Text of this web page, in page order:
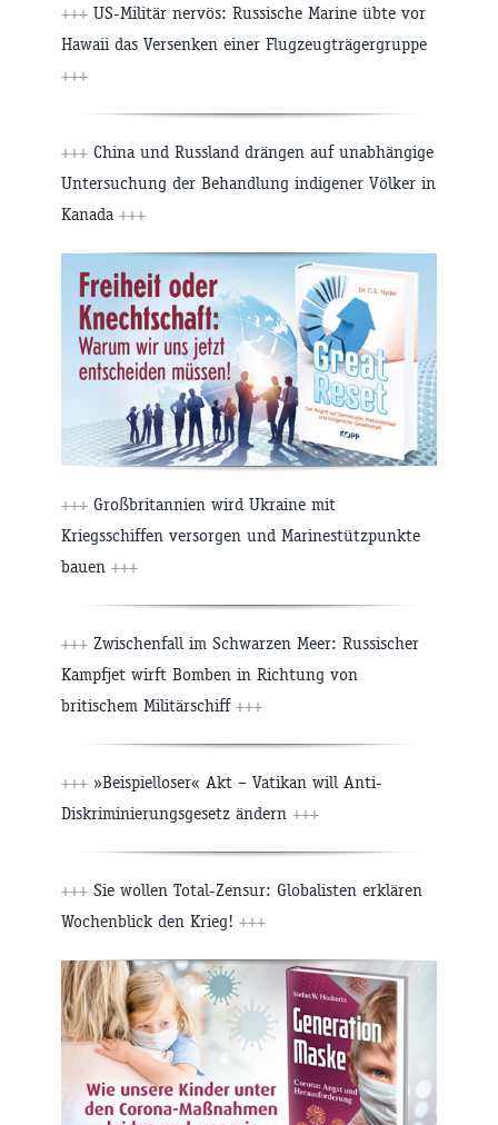
+++ US-Militär nervös: Russische Marine übte vor
Hawaii das Versenken einer Flugzeugträgergruppe
+++
+++ China und Russland drängen auf unabhängige
Untersuchung der Behandlung indigener Völker in
Kanada +++
+++ Großbritannien wird Ukraine mit
Kriegsschiffen versorgen und Marinestützpunkte
bauen +++
+++ Zwischenfall im Schwarzen Meer: Russischer
Kampfjet wirft Bomben in Richtung von
britischem Militärschiff +++
+++ »Beispielloser« Akt – Vatikan will Anti-
Diskriminierungsgesetz ändern +++
+++ Sie wollen Total-Zensur: Globalisten erklären
Wochenblick den Krieg! +++